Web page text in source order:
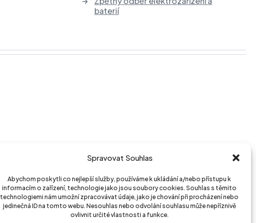
Spravovat Souhlas
Abychom poskytli co nejlepší služby, používáme k ukládání a/nebo přístupu k
informacím o zařízení, technologie jako jsou soubory cookies. Souhlas s těmito
technologiemi nám umožní zpracovávat údaje, jako je chování při procházení nebo
jedinečná ID na tomto webu. Nesouhlas nebo odvolání souhlasu může nepříznivě
ovlivnit určité vlastnosti a funkce.
baterií